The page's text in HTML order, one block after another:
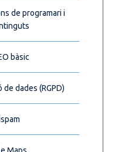
de programari i
bàsic
dades (RGPD)